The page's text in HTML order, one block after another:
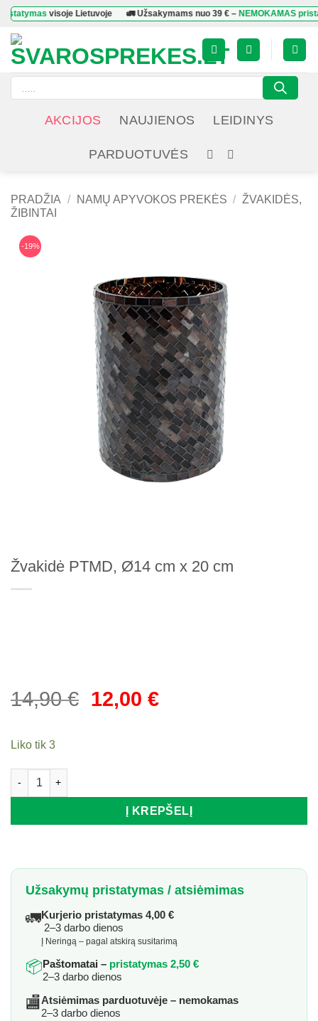
Skip
content
visoje Lietuvoje 🚛 Užsakymams nuo39 €–NEMOKAMAS pristatymas
Products
search
AKCIJOS NAUJIENOS LEIDINYS
PARDUOTUVĖS
PRADŽIA / NAMŲ APYVOKOS PREKĖS / ŽVAKIDĖS,
ŽIBINTAI
-19%
Žvakidė PTMD, Ø14 cm x 20 cm
14,90€ Original
12,00 €Current
Liko tik 3
produkto kiekis: Žvakidė PTMD, Ø14 cm x 20 cm
Į KREPŠELĮ
Užsakymų pristatymas / atsiėmimas
🚛Kurjerio pristatymas 4,00 €
2–3 darbo dienos
Į Neringą – pagal atskirą susitarimą
📦Paštomatai – pristatymas 2,50 €
2–3 darbo dienos
🏬Atsiėmimas parduotuvėje – nemokamas
2–3 darbo dienos